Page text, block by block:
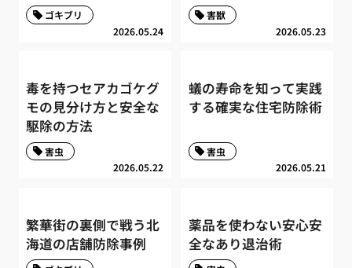
2026.05.24
ゴキブリ
2026.05.23
害獣
毒を持つセアカゴケグ
モの見分け方と安全な
駆除の方法
2026.05.22
害虫
蟻の寿命を知って実践
する確実な住宅防除術
2026.05.21
害虫
繁華街の裏側で戦う北
海道の店舗防除事例
薬品を使わない安心安
全なあり退治術